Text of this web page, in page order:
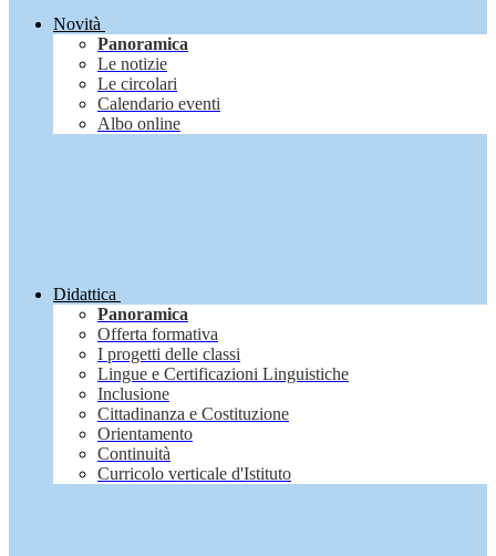
Novità
Panoramica
Le notizie
Le circolari
Calendario eventi
Albo online
Didattica
Panoramica
Offerta formativa
I progetti delle classi
Lingue e Certificazioni Linguistiche
Inclusione
Cittadinanza e Costituzione
Orientamento
Continuità
Curricolo verticale d'Istituto